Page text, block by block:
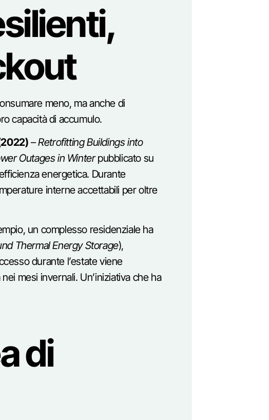
meno, ma anche di
capacità di accumulo.
–Retrofitting Buildings into
Outages in Winterpubblicato su
energetica. Durante
interne accettabili per oltre
un complesso residenziale ha
Thermal Energy Storage),
durante l’estate viene
mesi invernali. Un’iniziativa che ha
di